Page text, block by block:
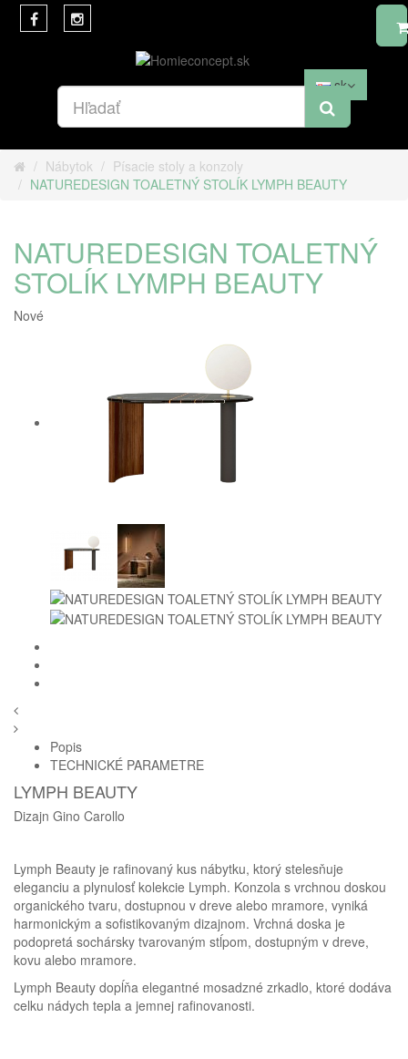
sk
Nábytok
Písacie stoly a konzoly
NATUREDESIGN TOALETNÝ STOLÍK LYMPH BEAUTY
NATUREDESIGN TOALETNÝ
STOLÍK LYMPH BEAUTY
Nové
Popis
TECHNICKÉ PARAMETRE
LYMPH BEAUTY
Dizajn Gino Carollo
Lymph Beauty je rafinovaný kus nábytku, ktorý stelesňuje
eleganciu a plynulosť kolekcie Lymph. Konzola s vrchnou doskou
organického tvaru, dostupnou v dreve alebo mramore, vyniká
harmonickým a sofistikovaným dizajnom. Vrchná doska je
podopretá sochársky tvarovaným stĺpom, dostupným v dreve,
kovu alebo mramore.
Lymph Beauty dopĺňa elegantné mosadzné zrkadlo, ktoré dodáva
celku nádych tepla a jemnej rafinovanosti.
Homie Asistent
ODBORNÝ PORADCA